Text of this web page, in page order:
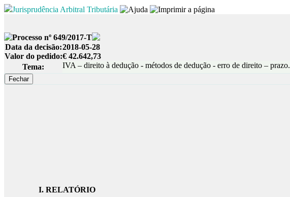
Jurisprudência Arbitral Tributária
Processo nº 649/2017-T
Data da decisão:2018-05-28
Valor do pedido:€ 42.642,73
Tema:
IVA – direito à dedução - métodos de dedução - erro de direito – prazo.
I. RELATÓRIO